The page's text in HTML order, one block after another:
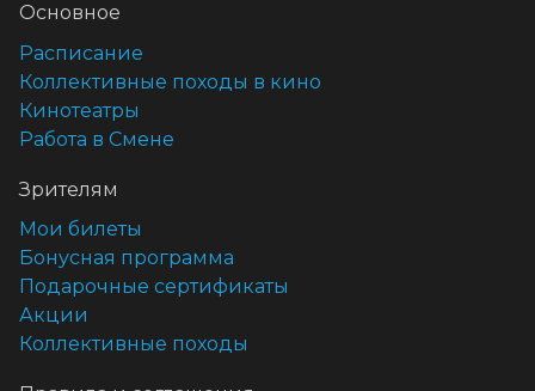
Основное
Расписание
Коллективные походы в кино
Кинотеатры
Работа в Смене
Зрителям
Мои билеты
Бонусная программа
Подарочные сертификаты
Акции
Коллективные походы